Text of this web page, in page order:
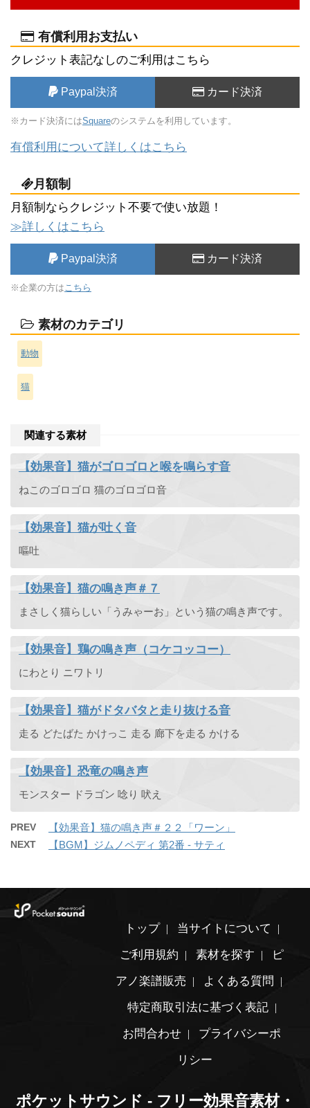
有償利用お支払い
クレジット表記なしのご利用はこちら
Paypal決済 カード決済
※カード決済にはSquareのシステムを利用しています。
有償利用について詳しくはこちら
月額制
月額制ならクレジット不要で使い放題！
≫詳しくはこちら
Paypal決済 カード決済
※企業の方は こちら
素材のカテゴリ
動物
猫
関連する素材
【効果音】猫がゴロゴロと喉を鳴らす音
ねこのゴロゴロ 猫のゴロゴロ音
【効果音】猫が吐く音
嘔吐
【効果音】猫の鳴き声＃７
まさしく猫らしい「うみゃーお」という猫の鳴き声です。
【効果音】鶏の鳴き声（コケコッコー）
にわとり ニワトリ
【効果音】猫がドタバタと走り抜ける音
走る どたばた かけっこ 走る 廊下を走る かける
【効果音】恐竜の鳴き声
モンスター ドラゴン 唸り 吠え
PREV 【効果音】猫の鳴き声＃２２「ワーン」
NEXT 【BGM】ジムノペディ 第2番 - サティ
トップ
当サイトについて
ご利用規約
素材を探す
ピ
アノ楽譜販売
よくある質問
特定商取引法に基づく表記
お問合わせ
プライバシーポ
リシー
ポケットサウンド - フリー効果音素材・